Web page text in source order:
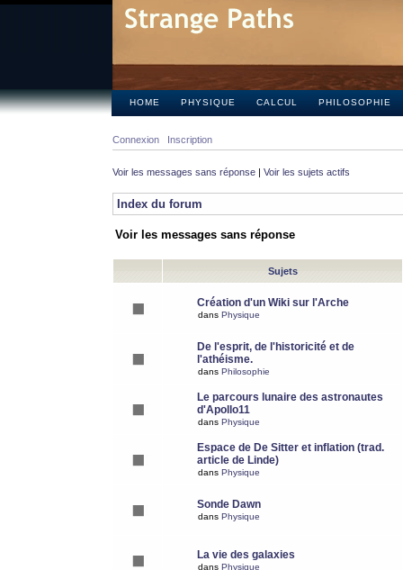
HOME PHYSIQUE CALCUL PHILOSOPHIE
Connexion Inscription
Voir les messages sans réponse | Voir les sujets actifs
Index du forum
Voir les messages sans réponse
Sujets
Création d'un Wiki sur l'Arche
dans Physique
De l'esprit, de l'historicité et de
l'athéisme.
dans Philosophie
Le parcours lunaire des astronautes
d'Apollo11
dans Physique
Espace de De Sitter et inflation (trad.
article de Linde)
dans Physique
Sonde Dawn
dans Physique
La vie des galaxies
dans Physique